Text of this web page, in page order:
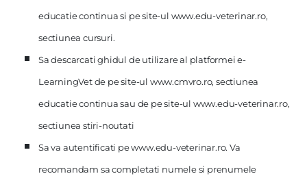
educatie continua si pe site-ul www.edu-veterinar.ro,
sectiunea cursuri.
Sa descarcati ghidul de utilizare al platformei e-
LearningVet de pe site-ul www.cmvro.ro, sectiunea
educatie continua sau de pe site-ul www.edu-veterinar.ro,
sectiunea stiri-noutati
Sa va autentificati pe www.edu-veterinar.ro. Va
recomandam sa completati numele si prenumele